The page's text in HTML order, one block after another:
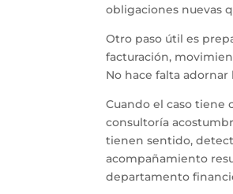
obligaciones nuevas
Otro paso útil es
facturación,
No hace falta
Cuando el caso tiene
consultoría
tienen sentido,
acompañamiento
departamento